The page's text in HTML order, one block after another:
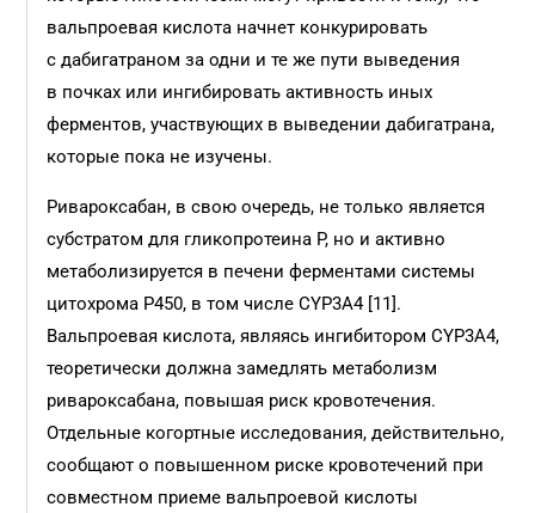
вальпроевая кислота начнет конкурировать
с дабигатраном за одни и те же пути выведения
в почках или ингибировать активность иных
ферментов, участвующих в выведении дабигатрана,
которые пока не изучены.
Ривароксабан, в свою очередь, не только является
субстратом для гликопротеина Р, но и активно
метаболизируется в печени ферментами системы
цитохрома Р450, в том числе CYP3A4 [11].
Вальпроевая кислота, являясь ингибитором CYP3A4,
теоретически должна замедлять метаболизм
ривароксабана, повышая риск кровотечения.
Отдельные когортные исследования, действительно,
сообщают о повышенном риске кровотечений при
совместном приеме вальпроевой кислоты